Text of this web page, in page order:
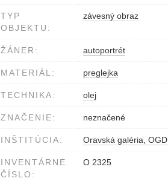
TYP
OBJEKTU:
závesný obraz
ŽÁNER: autoportrét
MATERIÁL: preglejka
TECHNIKA: olej
ZNAČENIE: neznačené
INŠTITÚCIA: Oravská galéria, OGD
INVENTÁRNE
ČÍSLO:
O 2325